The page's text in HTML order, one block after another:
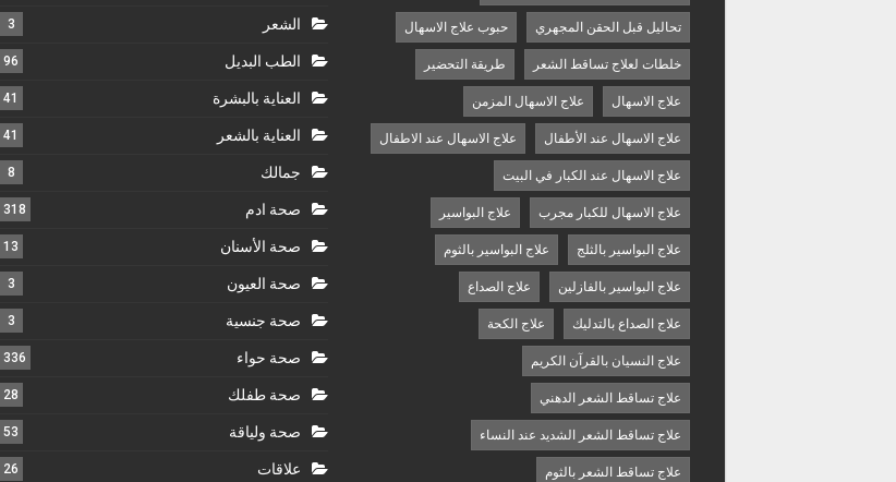
تحاليل قبل الحقن المجهري حبوب علاج الاسهال
خلطات لعلاج تساقط الشعر طريقة التحضير
علاج الاسهال علاج الاسهال المزمن
علاج الاسهال عند الأطفال علاج الاسهال عند الاطفال
علاج الاسهال عند الكبار في البيت
علاج الاسهال للكبار مجرب علاج البواسير
علاج البواسير بالثلج علاج البواسير بالثوم
علاج البواسير بالفازلين علاج الصداع
علاج الصداع بالتدليك علاج الكحة
علاج النسيان بالقرآن الكريم
علاج تساقط الشعر الدهني
علاج تساقط الشعر الشديد عند النساء
علاج تساقط الشعر بالثوم
الشعر 3
الطب البديل 96
العناية بالبشرة 41
العناية بالشعر 41
جمالك 8
صحة ادم 318
صحة الأسنان 13
صحة العيون 3
صحة جنسية 3
صحة حواء 336
صحة طفلك 28
صحة ولياقة 53
علاقات 26